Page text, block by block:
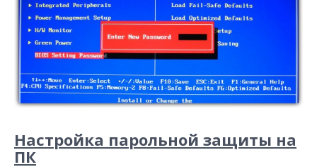
Настройка парольной защиты на
ПК